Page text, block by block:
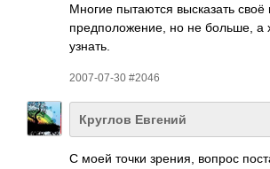
Многие пыта­ются выск­азать
пред­поло­жение, но не больше, а
узнать.
2007-07-30 #2046
Круглов Евгений
С моей точки зрения, вопрос